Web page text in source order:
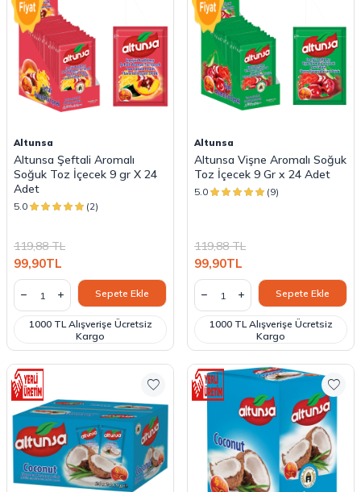
Altunsa
Altunsa Şeftali Aromalı
Soğuk Toz İçecek 9 gr X 24
Adet
5.0 (2)
119,88TL
99,90TL
Sepete Ekle
1000 TL Alışverişe Ücretsiz
Kargo
Altunsa
Altunsa Vişne Aromalı Soğuk
Toz İçecek 9 Gr x 24 Adet
5.0 (9)
119,88TL
99,90TL
Sepete Ekle
1000 TL Alışverişe Ücretsiz
Kargo